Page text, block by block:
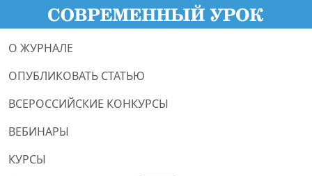
О ЖУРНАЛЕ
ОПУБЛИКОВАТЬ СТАТЬЮ
ВСЕРОССИЙСКИЕ КОНКУРСЫ
ВЕБИНАРЫ
КУРСЫ